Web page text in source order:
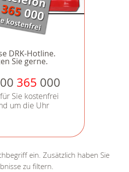
DRK-Hotline.
Sie gerne.
365 000
Sie kostenfrei
um die Uhr
ein. Zusätzlich haben Sie
zu filtern.